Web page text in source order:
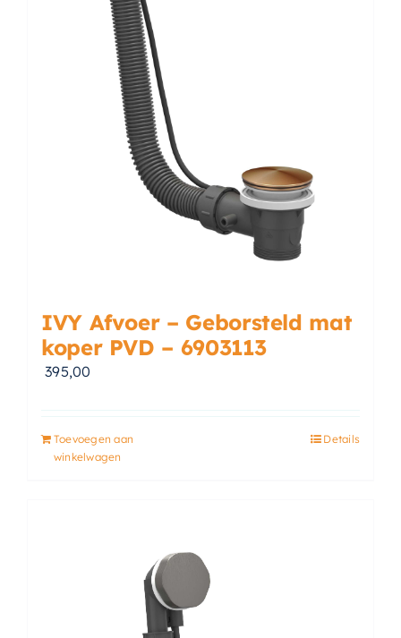
IVY Afvoer – Geborsteld mat
koper PVD – 6903113
395,00
Toevoegen aan
winkelwagen
Details